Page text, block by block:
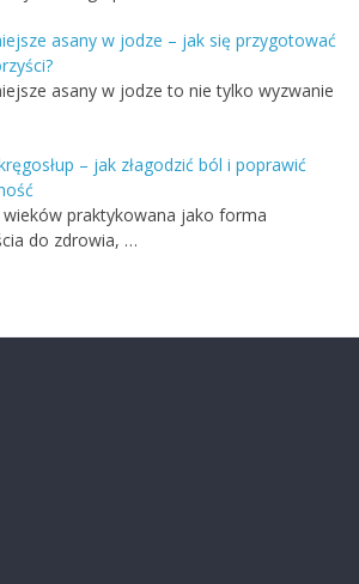
asany w jodze – jak się przygotować
asany w jodze to nie tylko wyzwanie
– jak złagodzić ból i poprawić
wieków praktykowana jako forma
do zdrowia, …